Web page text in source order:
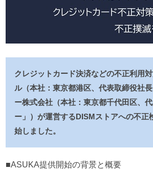
クレジットカード決済などの不正利用
ル（本社：東京都港区、代表取締役社
ー株式会社（本社：東京都千代田区、
ー」）が運営するDISMストアへの不
始しました。
■ASUKA提供開始の背景と概要